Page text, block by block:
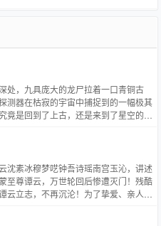
处，九具庞大的龙尸拉着一口青铜古
器在枯寂的宇宙中捕捉到的一幅极其
是回到了上古，还是来到了星空的
望如深渊无止境 登天路，踏歌行，弹
沈素冰穆梦呓钟吾诗瑶南宫玉沁，讲述
至尊谭云，万世轮回后惨遭灭门！残酷
云立志，不再沉沦！为了挚爱、亲人，
费阅读，已改编为同名动漫。